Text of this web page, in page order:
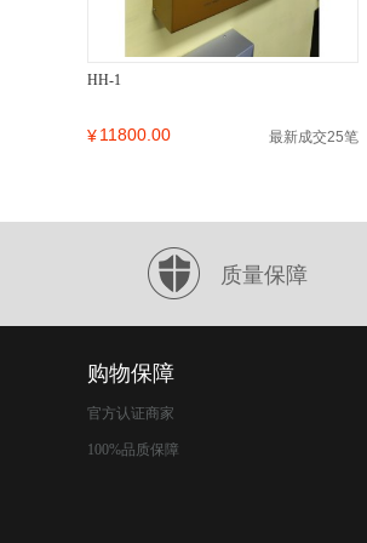
HH-1
¥11800.00 最新成交25笔
质量保障
购物保障
官方认证商家
100%品质保障